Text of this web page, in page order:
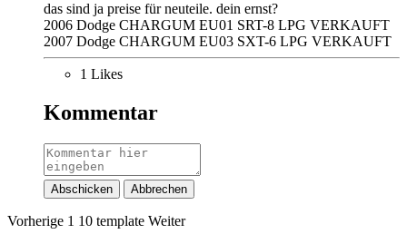
das sind ja preise für neuteile. dein ernst?
2006 Dodge CHARGUM EU01 SRT-8 LPG VERKAUFT
2007 Dodge CHARGUM EU03 SXT-6 LPG VERKAUFT
1 Likes
Kommentar
Abschicken Abbrechen
Vorherige 1 10 template Weiter